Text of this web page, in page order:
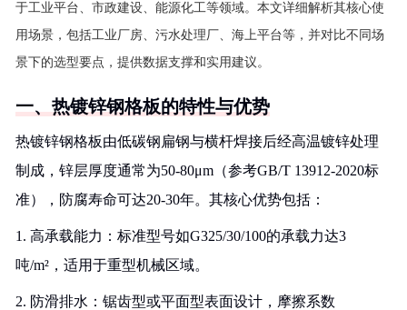
于工业平台、市政建设、能源化工等领域。本文详细解析其核心使
用场景，包括工业厂房、污水处理厂、海上平台等，并对比不同场
景下的选型要点，提供数据支撑和实用建议。
一、热镀锌钢格板的特性与优势
热镀锌钢格板由低碳钢扁钢与横杆焊接后经高温镀锌处理
制成，锌层厚度通常为50-80μm（参考GB/T 13912-2020标
准），防腐寿命可达20-30年。其核心优势包括：
1. 高承载能力：标准型号如G325/30/100的承载力达3
吨/m²，适用于重型机械区域。
2. 防滑排水：锯齿型或平面型表面设计，摩擦系数